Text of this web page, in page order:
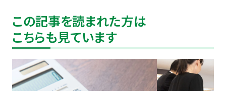
この記事を読まれた方は
こちらも見ています